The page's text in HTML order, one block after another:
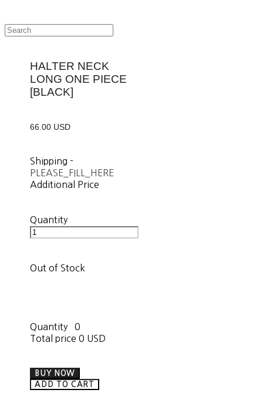
HALTER NECK
LONG ONE PIECE
[BLACK]
66.00 USD
Shipping-
PLEASE_FILL_HERE
Additional Price
Quantity
Out of Stock
Quantity
0
Total price 0 USD
BUY NOW
ADD TO CART